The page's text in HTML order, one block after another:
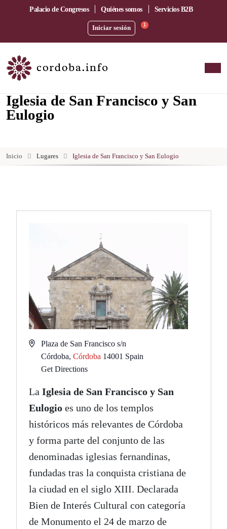
Palacio de Congresos Quiénes somos Servicios B2B
Iniciar sesión 1
Iglesia de San Francisco y San
Eulogio
Inicio Lugares Iglesia de San Francisco y San Eulogio
AddressPlaza de San Francisco s/n
Córdoba, Córdoba 14001 Spain
Get Directions
La Iglesia de San Francisco y San
Eulogioes uno de los templos
históricos más relevantes de Córdoba
y forma parte del conjunto de las
denominadas iglesias fernandinas,
fundadas tras la conquista cristiana de
la ciudad en el siglo XIII. Declarada
Bien de Interés Cultural con categoría
de Monumento el 24 de marzo de